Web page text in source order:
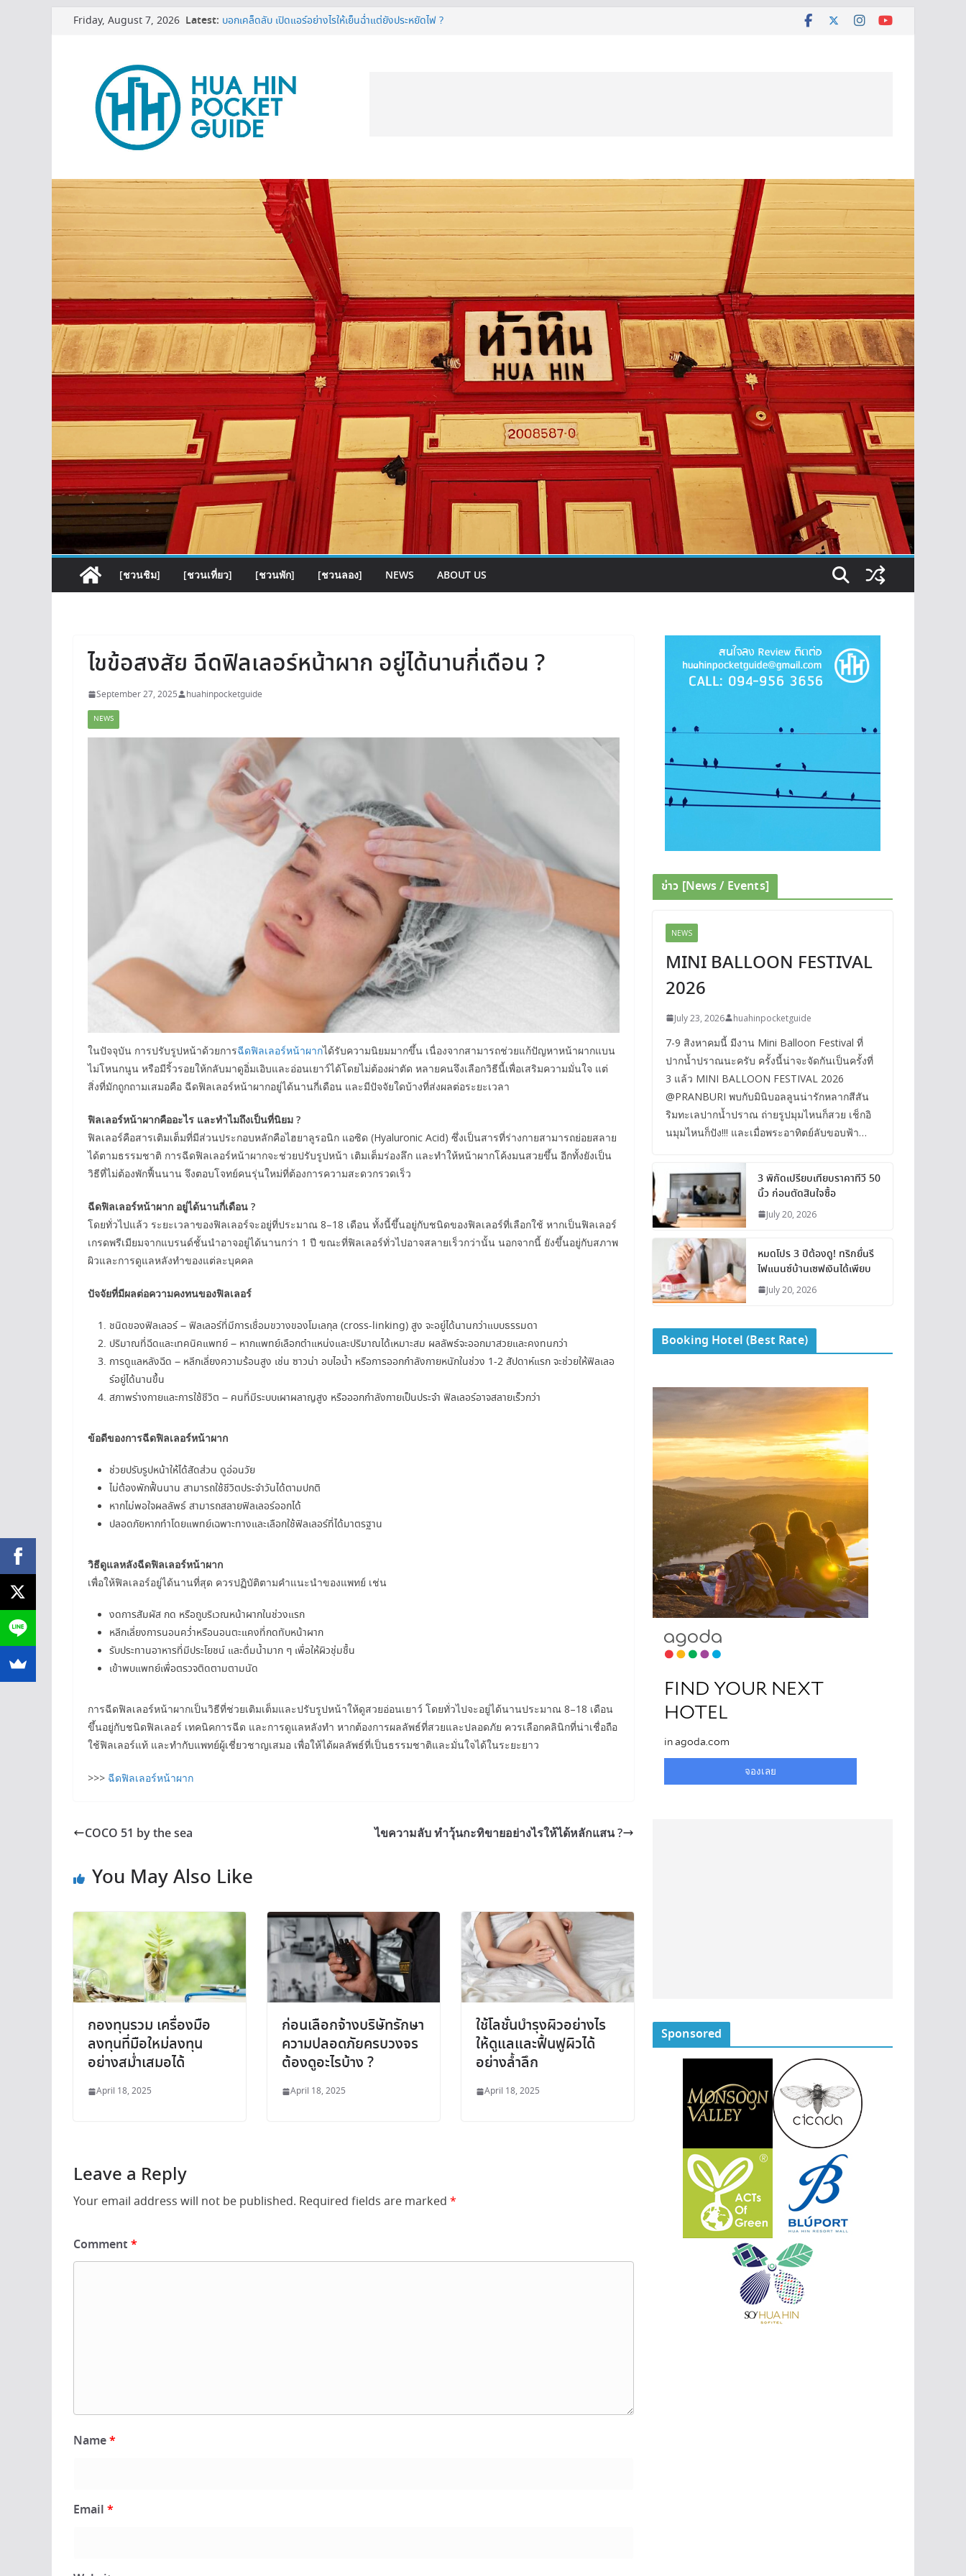
Friday, August 7, 2026 Latest: บอกเคล็ดลับ เปิดแอร์อย่างไรให้เย็นฉ่ำแต่ยังประหยัดไฟ ?
เครื่องกรองน้ำเซนเซอร์ ดียังไง ทำไมต้องมีติดบ้าน ?
[ชวนชิม] [ชวนเที่ยว] [ชวนพัก] [ชวนลอง] NEWS ABOUT US
ไขข้อสงสัย ฉีดฟิลเลอร์หน้าผาก อยู่ได้นานกี่เดือน ?
September 27, 2025 huahinpocketguide
NEWS
ในปัจจุบัน การปรับรูปหน้าด้วยการฉีดฟิลเลอร์หน้าผากได้รับความนิยมมากขึ้น เนื่องจากสามารถช่วยแก้ปัญหาหน้าผากแบน
ไม่โหนกนูน หรือมีริ้วรอยให้กลับมาดูอิ่มเอิบและอ่อนเยาว์ได้โดยไม่ต้องผ่าตัด หลายคนจึงเลือกวิธีนี้เพื่อเสริมความมั่นใจ แต่
สิ่งที่มักถูกถามเสมอคือ ฉีดฟิลเลอร์หน้าผากอยู่ได้นานกี่เดือน และมีปัจจัยใดบ้างที่ส่งผลต่อระยะเวลา
ฟิลเลอร์หน้าผากคืออะไร และทำไมถึงเป็นที่นิยม ?
ฟิลเลอร์คือสารเติมเต็มที่มีส่วนประกอบหลักคือไฮยาลูรอนิก แอซิด (Hyaluronic Acid) ซึ่งเป็นสารที่ร่างกายสามารถย่อยสลาย
ได้ตามธรรมชาติ การฉีดฟิลเลอร์หน้าผากจะช่วยปรับรูปหน้า เติมเต็มร่องลึก และทำให้หน้าผากโค้งมนสวยขึ้น อีกทั้งยังเป็น
วิธีที่ไม่ต้องพักฟื้นนาน จึงตอบโจทย์คนรุ่นใหม่ที่ต้องการความสะดวกรวดเร็ว
ฉีดฟิลเลอร์หน้าผาก อยู่ได้นานกี่เดือน ?
โดยทั่วไปแล้ว ระยะเวลาของฟิลเลอร์จะอยู่ที่ประมาณ 8–18 เดือน ทั้งนี้ขึ้นอยู่กับชนิดของฟิลเลอร์ที่เลือกใช้ หากเป็นฟิลเลอร์
เกรดพรีเมียมจากแบรนด์ชั้นนำอาจอยู่ได้นานกว่า 1 ปี ขณะที่ฟิลเลอร์ทั่วไปอาจสลายเร็วกว่านั้น นอกจากนี้ ยังขึ้นอยู่กับสภาพ
ผิวและการดูแลหลังทำของแต่ละบุคคล
ปัจจัยที่มีผลต่อความคงทนของฟิลเลอร์
ชนิดของฟิลเลอร์ – ฟิลเลอร์ที่มีการเชื่อมขวางของโมเลกุล (cross-linking) สูง จะอยู่ได้นานกว่าแบบธรรมดา
ปริมาณที่ฉีดและเทคนิคแพทย์ – หากแพทย์เลือกตำแหน่งและปริมาณได้เหมาะสม ผลลัพธ์จะออกมาสวยและคงทนกว่า
การดูแลหลังฉีด – หลีกเลี่ยงความร้อนสูง เช่น ซาวน่า อบไอน้ำ หรือการออกกำลังกายหนักในช่วง 1-2 สัปดาห์แรก จะช่วยให้ฟิลเลอ
ร์อยู่ได้นานขึ้น
สภาพร่างกายและการใช้ชีวิต – คนที่มีระบบเผาผลาญสูง หรือออกกำลังกายเป็นประจำ ฟิลเลอร์อาจสลายเร็วกว่า
ข้อดีของการฉีดฟิลเลอร์หน้าผาก
ช่วยปรับรูปหน้าให้ได้สัดส่วน ดูอ่อนวัย
ไม่ต้องพักฟื้นนาน สามารถใช้ชีวิตประจำวันได้ตามปกติ
หากไม่พอใจผลลัพธ์ สามารถสลายฟิลเลอร์ออกได้
ปลอดภัยหากทำโดยแพทย์เฉพาะทางและเลือกใช้ฟิลเลอร์ที่ได้มาตรฐาน
วิธีดูแลหลังฉีดฟิลเลอร์หน้าผาก
เพื่อให้ฟิลเลอร์อยู่ได้นานที่สุด ควรปฏิบัติตามคำแนะนำของแพทย์ เช่น
งดการสัมผัส กด หรือถูบริเวณหน้าผากในช่วงแรก
หลีกเลี่ยงการนอนคว่ำหรือนอนตะแคงที่กดทับหน้าผาก
รับประทานอาหารที่มีประโยชน์ และดื่มน้ำมาก ๆ เพื่อให้ผิวชุ่มชื้น
เข้าพบแพทย์เพื่อตรวจติดตามตามนัด
การฉีดฟิลเลอร์หน้าผากเป็นวิธีที่ช่วยเติมเต็มและปรับรูปหน้าให้ดูสวยอ่อนเยาว์ โดยทั่วไปจะอยู่ได้นานประมาณ 8–18 เดือน
ขึ้นอยู่กับชนิดฟิลเลอร์ เทคนิคการฉีด และการดูแลหลังทำ หากต้องการผลลัพธ์ที่สวยและปลอดภัย ควรเลือกคลินิกที่น่าเชื่อถือ
ใช้ฟิลเลอร์แท้ และทำกับแพทย์ผู้เชี่ยวชาญเสมอ เพื่อให้ได้ผลลัพธ์ที่เป็นธรรมชาติและมั่นใจได้ในระยะยาว
>>> ฉีดฟิลเลอร์หน้าผาก
COCO 51 by the sea ไขความลับ ทำวุ้นกะทิขายอย่างไรให้ได้หลักแสน ?
You May Also Like
กองทุนรวม เครื่องมือ
ลงทุนที่มือใหม่ลงทุน
อย่างสม่ำเสมอได้
April 18, 2025
ก่อนเลือกจ้างบริษัทรักษา
ความปลอดภัยครบวงจร
ต้องดูอะไรบ้าง ?
April 18, 2025
ใช้โลชั่นบำรุงผิวอย่างไร
ให้ดูแลและฟื้นฟูผิวได้
อย่างล้ำลึก
April 18, 2025
Leave a Reply
Your email address will not be published. Required fields are marked *
Comment *
Name*
Email *
ข่าว [News / Events]
NEWS
MINI BALLOON FESTIVAL
2026
July 23, 2026 huahinpocketguide
7-9 สิงหาคมนี้ มีงาน Mini Balloon Festival ที่
ปากน้ำปราณนะครับ ครั้งนี้น่าจะจัดกันเป็นครั้งที่
3 แล้ว MINI BALLOON FESTIVAL 2026
@PRANBURI พบกับมินิบอลลูนน่ารักหลากสีสัน
ริมทะเลปากน้ำปราณ ถ่ายรูปมุมไหนก็สวย เช็กอิ
นมุมไหนก็ปัง!!! และเมื่อพระอาทิตย์ลับขอบฟ้า…
3 พิกัดเปรียบเทียบราคาทีวี 50
นิ้ว ก่อนตัดสินใจซื้อ
July 20, 2026
หมดโปร 3 ปีต้องดู! ทริกยื่นรี
ไฟแนนซ์บ้านเซฟเงินได้เพียบ
July 20, 2026
Booking Hotel (Best Rate)
Sponsored